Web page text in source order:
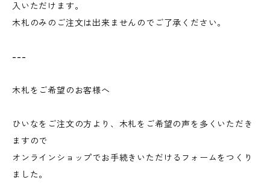
入いただけます。
木札のみのご注文は出来ませんのでご了承ください。
---
木札をご希望のお客様へ
ひいなをご注文の方より、木札をご希望の声を多くいただき
ますので
オンラインショップでお手続きいただけるフォームをつくり
ました。